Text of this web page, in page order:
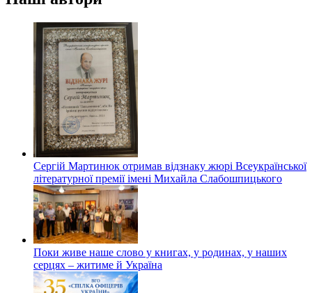
Сергій Мартинюк отримав відзнаку жюрі Всеукраїнської
літературної премії імені Михайла Слабошпицького
Поки живе наше слово у книгах, у родинах, у наших
серцях – житиме й Україна